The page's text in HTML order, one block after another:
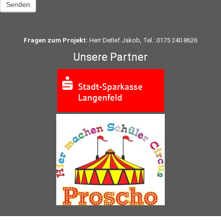
Senden
Fragen zum Projekt: Herr Detlef Jakob, Tel.: 0175 240 8626
Unsere Partner